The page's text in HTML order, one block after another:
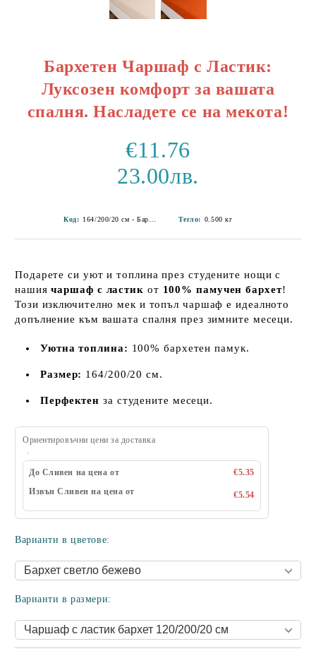
Бархетен Чаршаф с Ластик:
Луксозен комфорт за вашата
спалня. Насладете се на мекота!
€11.76
23.00лв.
Код: Тегло: 0.500 кг
Подарете си уют и топлина през студените нощи с
нашиячаршаф с ластик от 100% памучен бархет!
Този изключително мек и топъл чаршаф е идеалното
допълнение към вашата спалня през зимните месеци.
Уютна топлина: 100% бархетен памук.
Размер: 164/200/20 см.
Перфектен за студените месеци.
Ориентировъчни цени за доставка
До Сливен на цена от
€5.35
Извън Сливен на цена от
€5.54
Варианти в цветове:
Варианти в размери: